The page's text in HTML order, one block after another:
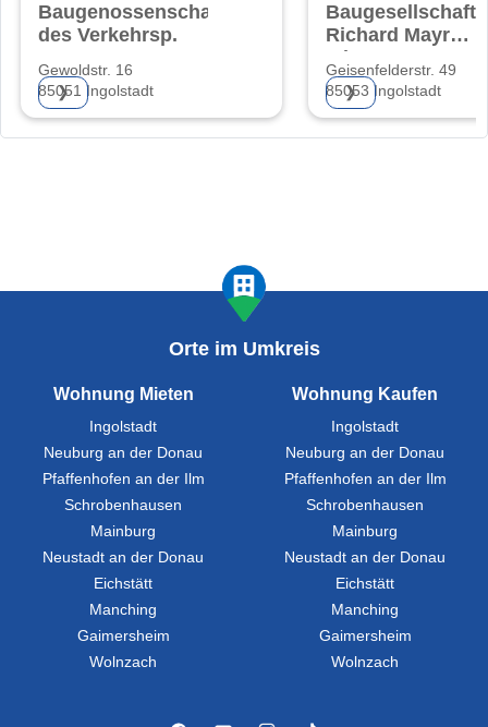
Baugenossenschaft
des Verkehrsp.
Gewoldstr. 16
85051 Ingolstadt
❯
Baugesellschaft
Richard Mayr
mbH
Geisenfelderstr. 49
85053 Ingolstadt
❯
Orte im Umkreis
Wohnung Mieten
Ingolstadt
Neuburg an der Donau
Pfaffenhofen an der Ilm
Schrobenhausen
Mainburg
Neustadt an der Donau
Eichstätt
Manching
Gaimersheim
Wolnzach
Wohnung Kaufen
Ingolstadt
Neuburg an der Donau
Pfaffenhofen an der Ilm
Schrobenhausen
Mainburg
Neustadt an der Donau
Eichstätt
Manching
Gaimersheim
Wolnzach